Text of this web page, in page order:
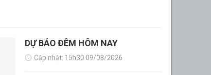
DỰ BÁO ĐÊM HÔM NAY
Cập nhật: 15h30 09/08/2026